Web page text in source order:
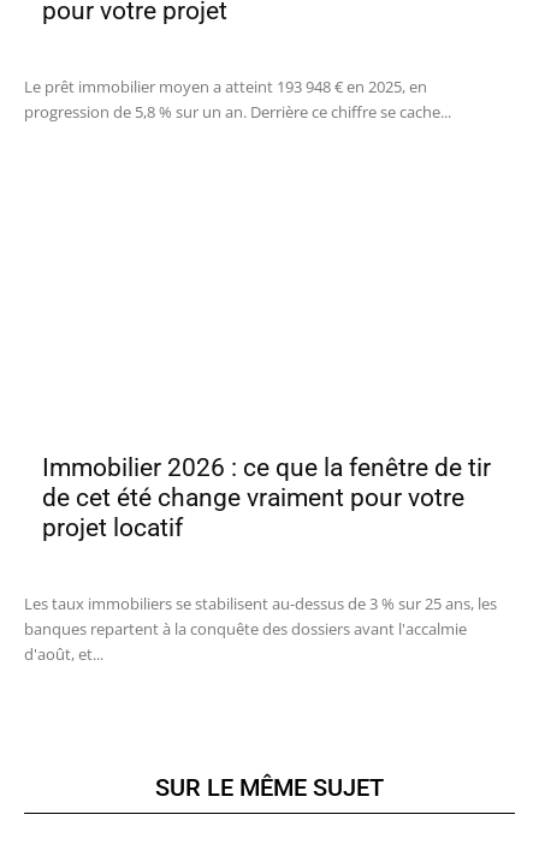
pour votre projet
Le prêt immobilier moyen a atteint 193 948 € en 2025, en
progression de 5,8 % sur un an. Derrière ce chiffre se cache...
Immobilier 2026 : ce que la fenêtre de tir
de cet été change vraiment pour votre
projet locatif
Les taux immobiliers se stabilisent au-dessus de 3 % sur 25 ans, les
banques repartent à la conquête des dossiers avant l'accalmie
d'août, et...
SUR LE MÊME SUJET